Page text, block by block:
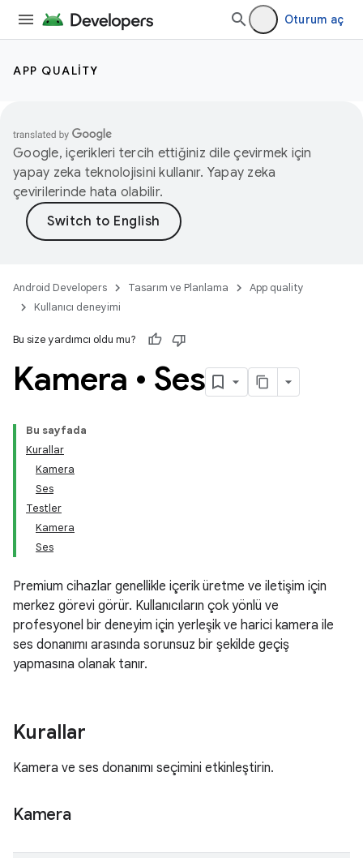
Oturum aç
APP QUALITY
Google, içerikleri tercih ettiğiniz dile çevirmek için
yapay zeka teknolojisini kullanır. Yapay zeka
çevirilerinde hata olabilir.
Android Developers Tasarım ve Planlama
App quality
Kullanıcı deneyimi
Bu size yardımcı oldu mu?
Kamera • Ses
Bu sayfada
Kurallar
Kamera
Ses
Testler
Kamera
Ses
Premium cihazlar genellikle içerik üretme ve iletişim için
merkez görevi görür. Kullanıcıların çok yönlü ve
profesyonel bir deneyim için yerleşik ve harici kamera ile
ses donanımı arasında sorunsuz bir şekilde geçiş
yapmasına olanak tanır.
Kurallar
Kamera ve ses donanımı seçimini etkinleştirin.
Kamera